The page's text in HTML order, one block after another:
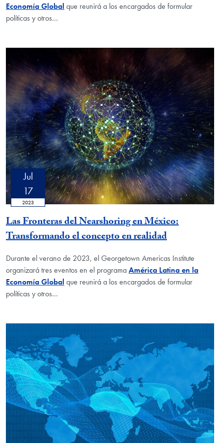
Economía Global que reunirá a los encargados de formular
políticas y otros…
Jul
17
2023
Las Fronteras del Nearshoring en México:
Transformando el concepto en realidad
Durante el verano de 2023, el Georgetown Americas Institute
organizará tres eventos en el programaAmérica Latina en la
Economía Global que reunirá a los encargados de formular
políticas y otros…